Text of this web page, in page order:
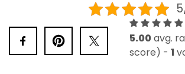
5.00avg.
score) - 1